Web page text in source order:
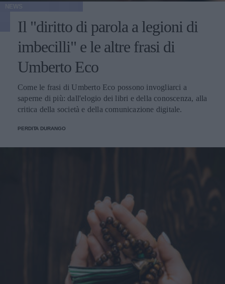
Il "diritto di parola a legioni di
imbecilli" e le altre frasi di
Umberto Eco
Come le frasi di Umberto Eco possono invogliarci a
saperne di più: dall'elogio dei libri e della conoscenza, alla
critica della società e della comunicazione digitale.
PERDITA DURANGO